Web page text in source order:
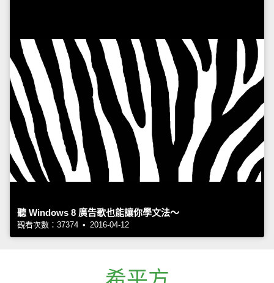
聽 Windows 8 廣告歌也能讓你學文法～
觀看次數：37374 • 2016-04-12